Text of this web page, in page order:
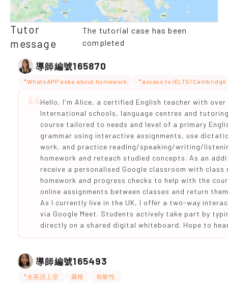
Tutor
message
The tutorial case has been
completed
導師編號165870
*WhatsAPP asks about homework *access to IELTS/
Hello, I'm Alice, a certified English teacher with over
International schools, language centres and
course tailored to needs and level of a primary
grammar using interactive assignments, use
work, and practice reading/speaking/writing/
homework and reteach studied concepts. As an
receive a personalised Google classroom with
homework and progress checks to help with the
online assignments between classes and return
As I currently live in the UK, I offer a two-way
via Google Meet. Students actively take part by
directly on a shared digital whiteboard. Hope to
導師編號165493
*全英語上堂 嚴格 有耐性